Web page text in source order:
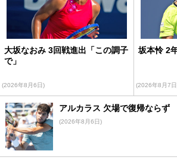
大坂なおみ 3回戦進出「この調子
で」
(2026年8月6日)
坂本怜 2
(2026年8月7
アルカラス 欠場で復帰ならず
(2026年8月6日)